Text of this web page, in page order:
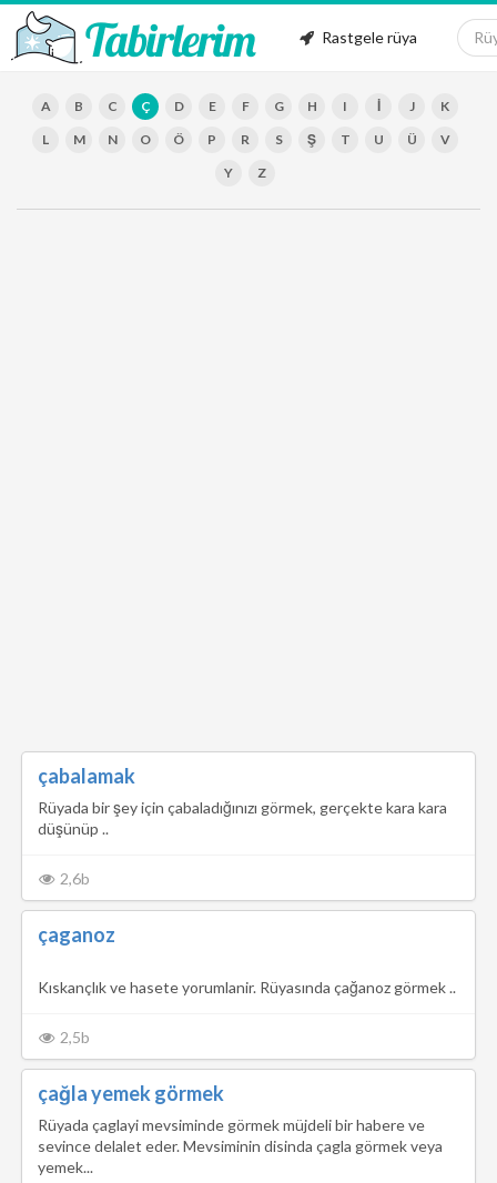
Rastgele rüya
A B C Ç D E F G H I İ J
K
L
M N O Ö P R S Ş T U Ü
V
Y
Z
çabalamak
Rüyada bir şey için çabaladığınızı görmek, gerçekte kara kara
düşünüp ..
2,6b
çaganoz
Kıskançlık ve hasete yorumlanir. Rüyasında çağanoz görmek ..
2,5b
çağla yemek görmek
Rüyada çaglayi mevsiminde görmek müjdeli bir habere ve
sevince delalet eder. Mevsiminin disinda çagla görmek veya
yemek...